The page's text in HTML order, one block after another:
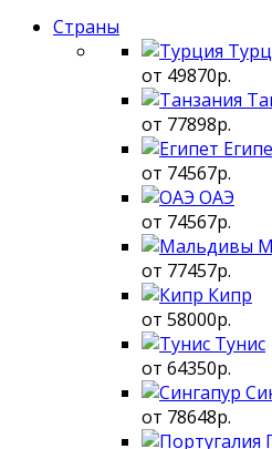
Страны
от 49870р.
от 77898р.
от 74567р.
ОАЭ
от 74567р.
от 77457р.
Кипр
от 58000р.
Тунис
от 64350р.
от 78648р.